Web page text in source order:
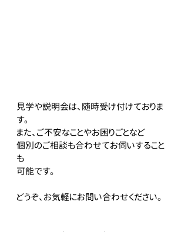
見学や説明会は、随時受け付けておりま
す。
また、ご不安なことやお困りごとなど
個別のご相談も合わせてお伺いすること
も
可能です。
どうぞ、お気軽にお問い合わせください。